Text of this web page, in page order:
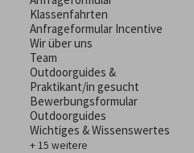
Klassenfahrten
Anfrageformular Incentive
Wir über uns
Team
Outdoorguides &
Praktikant/in gesucht
Bewerbungsformular
Outdoorguides
Wichtiges & Wissenswertes
+ 15 weitere